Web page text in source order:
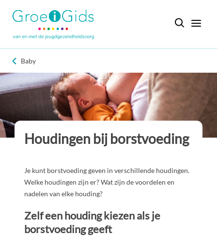
Baby
Houdingen bij borstvoeding
Je kunt borstvoeding geven in verschillende houdingen.
Welke houdingen zijn er? Wat zijn de voordelen en
nadelen van elke houding?
Zelf een houding kiezen als je
borstvoeding geeft